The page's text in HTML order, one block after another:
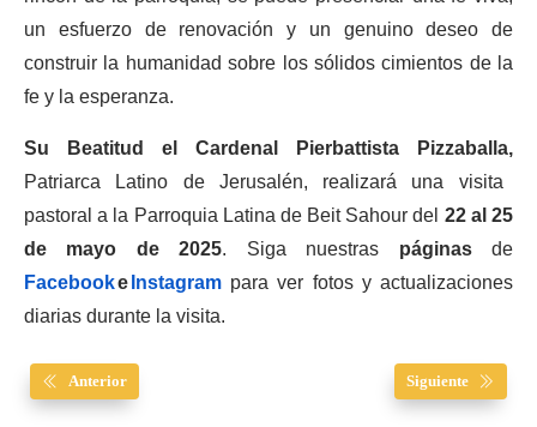
un esfuerzo de renovación y un genuino deseo de
construir la humanidad sobre los sólidos cimientos de la
fe y la esperanza.
Su Beatitud el Cardenal Pierbattista Pizzaballa,
Patriarca Latino de Jerusalén, realizará una visita
pastoral a la Parroquia Latina de Beit Sahour del22 al 25
de mayo de 2025. Siga nuestras páginasde
FacebookeInstagram para ver fotos y actualizaciones
diarias durante la visita.
Anterior Siguiente